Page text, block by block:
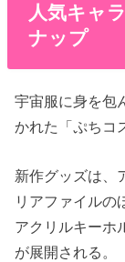
人気キャ
ナップ
宇宙服に身を包
かれた「ぷちコ
新作グッズは、
リアファイルの
アクリルキーホ
が展開される。